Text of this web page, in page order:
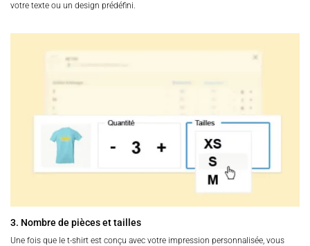
votre texte ou un design prédéfini.
3. Nombre de pièces et tailles
Une fois que le t-shirt est conçu avec votre impression personnalisée, vous